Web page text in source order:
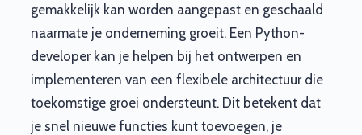
gemakkelijk kan worden aangepast en geschaald
naarmate je onderneming groeit. Een Python-
developer kan je helpen bij het ontwerpen en
implementeren van een flexibele architectuur die
toekomstige groei ondersteunt. Dit betekent dat
je snel nieuwe functies kunt toevoegen, je